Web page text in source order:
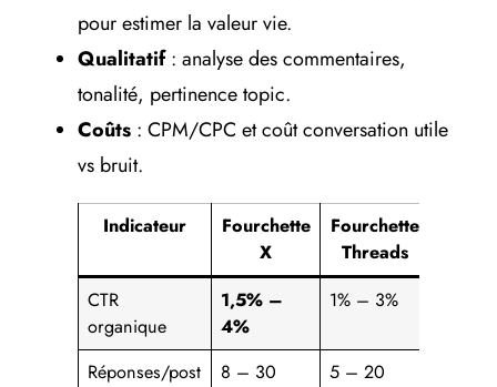
pour estimer la valeur vie.
Qualitatif: analyse des commentaires,
tonalité, pertinence topic.
Coûts : CPM/CPC et coût conversation utile
vs bruit.
Indicateur
Fourchette
X
Fourchette
Threads
CTR
organique
1,5% –
4%
1% – 3%
Réponses/post 8 – 30 5 – 20